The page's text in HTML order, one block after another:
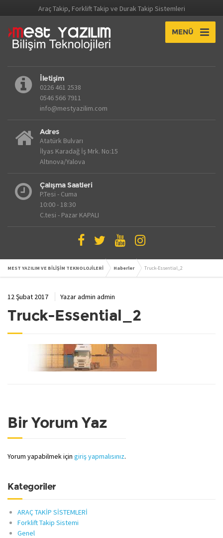
Araç Takip, Forklift Takip ve Durak Takip Sistemleri
MENÜ
İletişim
0226 461 2538
0546 566 7911
info@mestyazilim.com
Adres
Atatürk Bulvarı
İlyas Karadağ İş Mrk. No:15
Altınova/Yalova
Çalışma Saatleri
P.Tesi - Cuma
10:00 - 18:30
C.tesi - Pazar KAPALI
MEST YAZILIM VE BİLİŞİM TEKNOLOJİLERİ Haberler Truck-Essential_2
12 Şubat 2017 Yazaradmin admin
Truck-Essential_2
Bir Yorum Yaz
Yorum yapabilmek için giriş yapmalısınız.
Kategoriler
ARAÇ TAKİP SİSTEMLERİ
Forklift Takip Sistemi
Genel